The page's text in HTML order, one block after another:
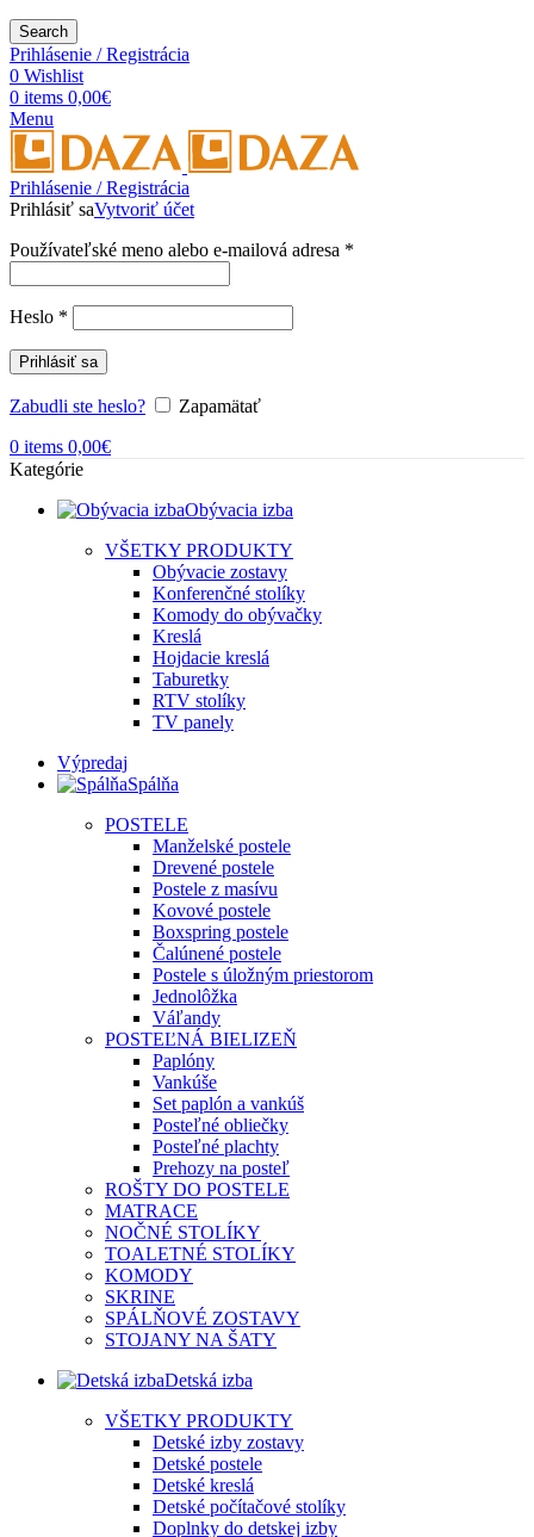
Search
Prihlásenie / Registrácia
0 Wishlist
0 items 0,00€
Menu
Prihlásenie / Registrácia
Prihlásiť saVytvoriť účet
Používateľské meno alebo e-mailová adresa *
Heslo *
Prihlásiť sa
Zabudli ste heslo?
Zapamätať
0 items 0,00€
Kategórie
Obývacia izba
VŠETKY PRODUKTY
Obývacie zostavy
Konferenčné stolíky
Komody do obývačky
Kreslá
Hojdacie kreslá
Taburetky
RTV stolíky
TV panely
Výpredaj
Spálňa
POSTELE
Manželské postele
Drevené postele
Postele z masívu
Kovové postele
Boxspring postele
Čalúnené postele
Postele s úložným priestorom
Jednolôžka
Váľandy
POSTEĽNÁ BIELIZEŇ
Paplóny
Vankúše
Set paplón a vankúš
Posteľné obliečky
Posteľné plachty
Prehozy na posteľ
ROŠTY DO POSTELE
MATRACE
NOČNÉ STOLÍKY
TOALETNÉ STOLÍKY
KOMODY
SKRINE
SPÁLŇOVÉ ZOSTAVY
STOJANY NA ŠATY
Detská izba
VŠETKY PRODUKTY
Detské izby zostavy
Detské postele
Detské kreslá
Detské počítačové stolíky
Doplnky do detskej izby